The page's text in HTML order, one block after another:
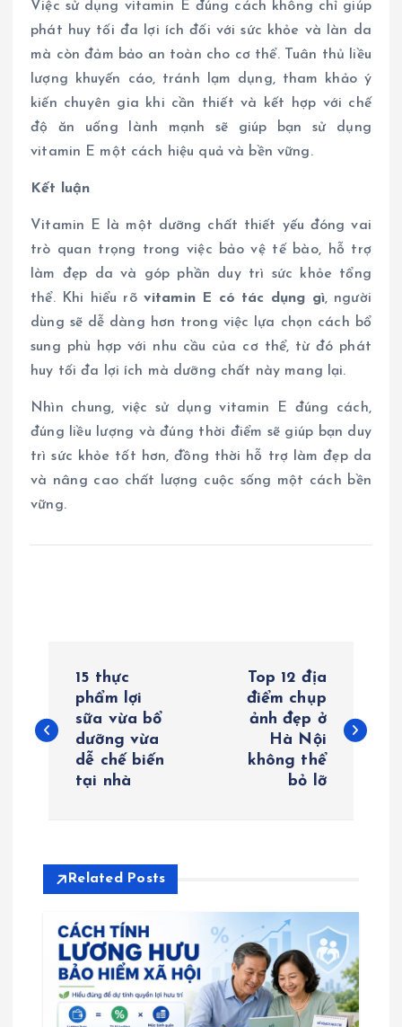
Việc sử dụng vitamin E đúng cách không chỉ giúp
phát huy tối đa lợi ích đối với sức khỏe và làn da
mà còn đảm bảo an toàn cho cơ thể. Tuân thủ liều
lượng khuyến cáo, tránh lạm dụng, tham khảo ý
kiến chuyên gia khi cần thiết và kết hợp với chế
độ ăn uống lành mạnh sẽ giúp bạn sử dụng
vitamin E một cách hiệu quả và bền vững.
Kết luận
Vitamin E là một dưỡng chất thiết yếu đóng vai
trò quan trọng trong việc bảo vệ tế bào, hỗ trợ
làm đẹp da và góp phần duy trì sức khỏe tổng
thể. Khi hiểu rõ vitamin E có tác dụng gì, người
dùng sẽ dễ dàng hơn trong việc lựa chọn cách bổ
sung phù hợp với nhu cầu của cơ thể, từ đó phát
huy tối đa lợi ích mà dưỡng chất này mang lại.
Nhìn chung, việc sử dụng vitamin E đúng cách,
đúng liều lượng và đúng thời điểm sẽ giúp bạn duy
trì sức khỏe tốt hơn, đồng thời hỗ trợ làm đẹp da
và nâng cao chất lượng cuộc sống một cách bền
vững.
ề
15 thực
phẩm lợi
sữa vừa bổ
dưỡng vừa
dễ chế biến
tại nhà
Top 12 địa
điểm chụp
ảnh đẹp ở
Hà Nội
không thể
bỏ lỡ
Related Posts